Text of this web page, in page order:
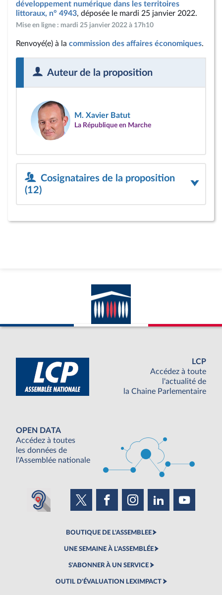
développement numérique dans les territoires
littoraux, n° 4943, déposée le mardi 25 janvier 2022.
Mise en ligne : mardi 25 janvier 2022 à 17h10
Renvoyé(e) à la commission des affaires économiques.
Auteur de la proposition
M. Xavier Batut
La République en Marche
Cosignataires de la proposition
(12)
LCP
Accédez à toute
l'actualité de
la Chaine Parlementaire
OPEN DATA
Accédez à toutes
les données de
l'Assemblée nationale
BOUTIQUE DE L'ASSEMBLEE
UNE SEMAINE À L'ASSEMBLÉE
S'ABONNER À UN SERVICE
OUTIL D'ÉVALUATION LEXIMPACT